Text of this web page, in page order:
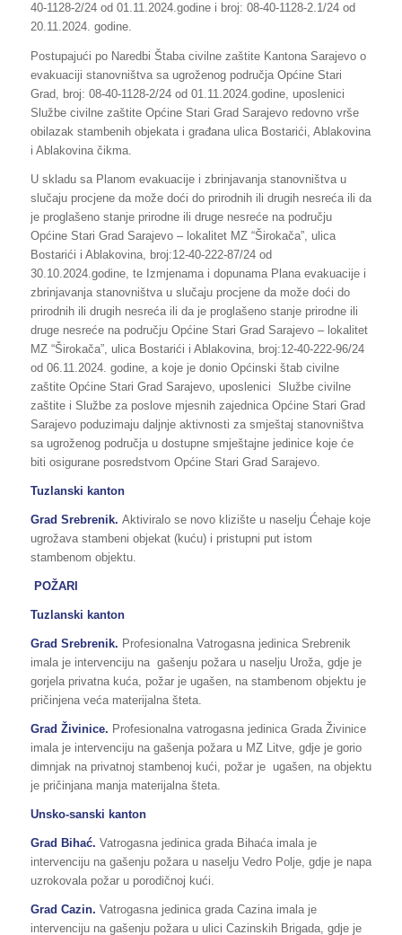
40-1128-2/24 od 01.11.2024.godine i broj: 08-40-1128-2.1/24 od
20.11.2024. godine.
Postupajući po Naredbi Štaba civilne zaštite Kantona Sarajevo o
evakuaciji stanovništva sa ugroženog područja Općine Stari
Grad, broj: 08-40-1128-2/24 od 01.11.2024.godine, uposlenici
Službe civilne zaštite Općine Stari Grad Sarajevo redovno vrše
obilazak stambenih objekata i građana ulica Bostarići, Ablakovina
i Ablakovina čikma.
U skladu sa Planom evakuacije i zbrinjavanja stanovništva u
slučaju procjene da može doći do prirodnih ili drugih nesreća ili da
je proglašeno stanje prirodne ili druge nesreće na području
Općine Stari Grad Sarajevo – lokalitet MZ “Širokača”, ulica
Bostarići i Ablakovina, broj:12-40-222-87/24 od
30.10.2024.godine, te Izmjenama i dopunama Plana evakuacije i
zbrinjavanja stanovništva u slučaju procjene da može doći do
prirodnih ili drugih nesreća ili da je proglašeno stanje prirodne ili
druge nesreće na području Općine Stari Grad Sarajevo – lokalitet
MZ “Širokača”, ulica Bostarići i Ablakovina, broj:12-40-222-96/24
od 06.11.2024. godine, a koje je donio Općinski štab civilne
zaštite Općine Stari Grad Sarajevo, uposlenici Službe civilne
zaštite i Službe za poslove mjesnih zajednica Općine Stari Grad
Sarajevo poduzimaju daljnje aktivnosti za smještaj stanovništva
sa ugroženog područja u dostupne smještajne jedinice koje će
biti osigurane posredstvom Općine Stari Grad Sarajevo.
Tuzlanski kanton
Grad Srebrenik. Aktiviralo se novo klizište u naselju Ćehaje koje
ugrožava stambeni objekat (kuću) i pristupni put istom
stambenom objektu.
POŽARI
Tuzlanski kanton
Grad Srebrenik. Profesionalna Vatrogasna jedinica Srebrenik
imala je intervenciju na gašenju požara u naselju Uroža, gdje je
gorjela privatna kuća, požar je ugašen, na stambenom objektu je
pričinjena veća materijalna šteta.
Grad Živinice. Profesionalna vatrogasna jedinica Grada Živinice
imala je intervenciju na gašenja požara u MZ Litve, gdje je gorio
dimnjak na privatnoj stambenoj kući, požar je ugašen, na objektu
je pričinjana manja materijalna šteta.
Unsko-sanski kanton
Grad Bihać. Vatrogasna jedinica grada Bihaća imala je
intervenciju na gašenju požara u naselju Vedro Polje, gdje je napa
uzrokovala požar u porodičnoj kući.
Grad Cazin. Vatrogasna jedinica grada Cazina imala je
intervenciju na gašenju požara u ulici Cazinskih Brigada, gdje je